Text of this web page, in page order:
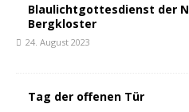
Blaulichtgottesdienst der
Bergkloster
24. August 2023
Tag der offenen Tür